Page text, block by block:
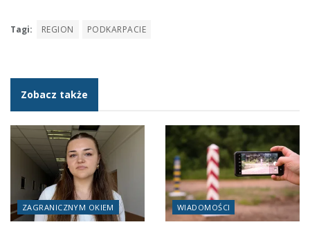
Tagi: REGION PODKARPACIE
Zobacz także
ZAGRANICZNYM OKIEM WIADOMOŚCI